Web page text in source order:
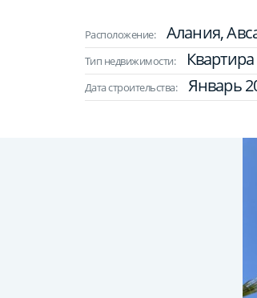
Расположение: Алания,
Тип недвижимости: Квартира
Дата строительства: Январь